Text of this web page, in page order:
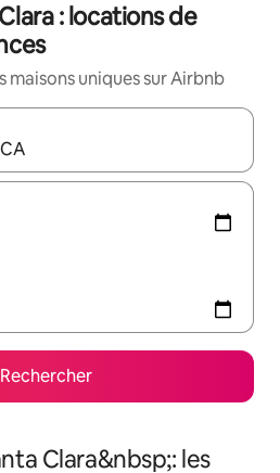
: locations de
maisons uniques sur Airbnb
utilisez les flèches vers le
Rechercher
Clara&nbsp;: les